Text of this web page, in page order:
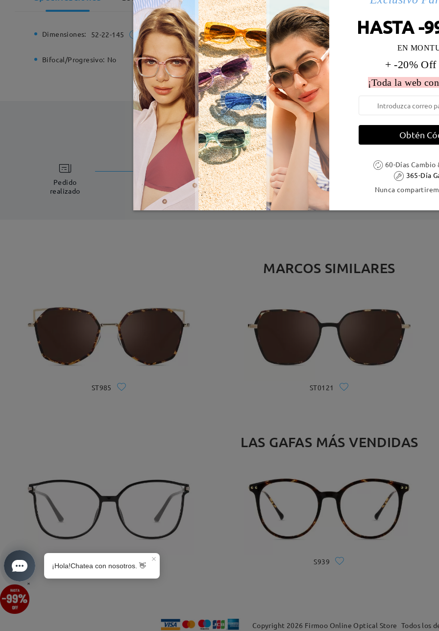
×
Dimensiones: 52-22-145 Ancho de la montura: 133 mm (Medio) Diametro de lentes: 52 mm
Bifocal/Progresivo: No Bisagra de resorte: No Material de la montura: Tr
DELIVERY
Pedido
realizado
Fabricación
5-7 días laborales detalles
MARCOS SIMILARES
ST985 ST0121
LAS GAFAS MÁS VENDIDAS
S939
Copyright 2026 Firmoo Online Optical Store Todos los
HASTA -
EN
+ -20% Off
¡Toda la web
Obtén
60-Días Cambio
365-Día
Nunca